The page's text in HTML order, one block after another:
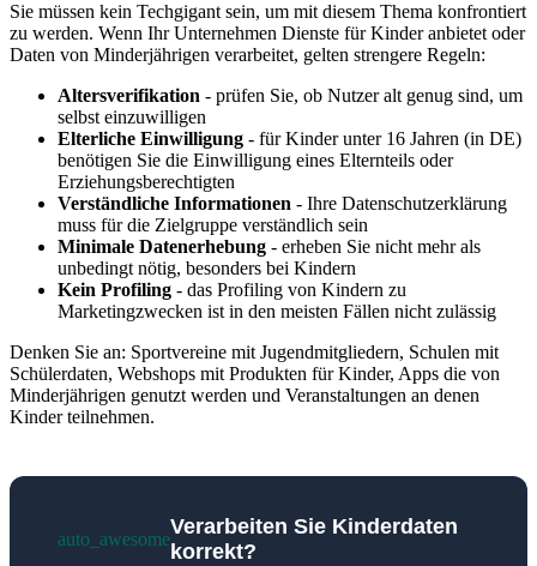
Sie müssen kein Techgigant sein, um mit diesem Thema konfrontiert
zu werden. Wenn Ihr Unternehmen Dienste für Kinder anbietet oder
Daten von Minderjährigen verarbeitet, gelten strengere Regeln:
Altersverifikation - prüfen Sie, ob Nutzer alt genug sind, um
selbst einzuwilligen
Elterliche Einwilligung - für Kinder unter 16 Jahren (in DE)
benötigen Sie die Einwilligung eines Elternteils oder
Erziehungsberechtigten
Verständliche Informationen - Ihre Datenschutzerklärung
muss für die Zielgruppe verständlich sein
Minimale Datenerhebung - erheben Sie nicht mehr als
unbedingt nötig, besonders bei Kindern
Kein Profiling - das Profiling von Kindern zu
Marketingzwecken ist in den meisten Fällen nicht zulässig
Denken Sie an: Sportvereine mit Jugendmitgliedern, Schulen mit
Schülerdaten, Webshops mit Produkten für Kinder, Apps die von
Minderjährigen genutzt werden und Veranstaltungen an denen
Kinder teilnehmen.
auto_awesome
Verarbeiten Sie Kinderdaten
korrekt?